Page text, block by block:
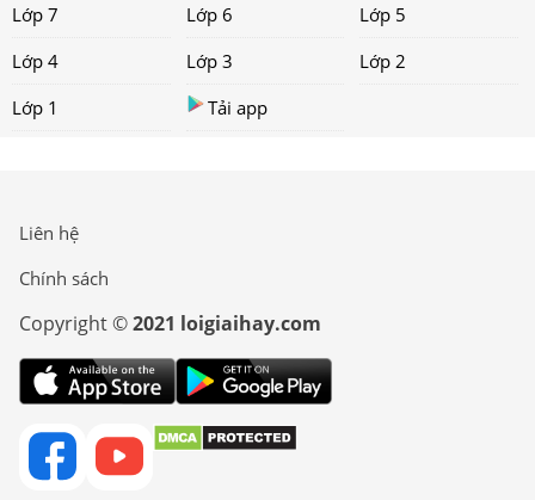
Lớp 7
Lớp 6
Lớp 5
Lớp 4
Lớp 3
Lớp 2
Lớp 1
Tải app
Liên hệ
Chính sách
Copyright ©2021 loigiaihay.com